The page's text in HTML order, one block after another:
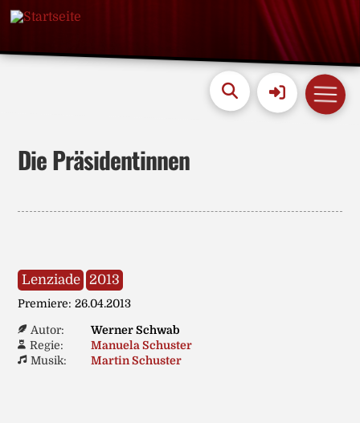
Die Präsidentinnen
Lenziade 2013
Premiere: 26.04.2013
Autor:
Werner Schwab
Regie:
Manuela Schuster
Musik:
Martin Schuster